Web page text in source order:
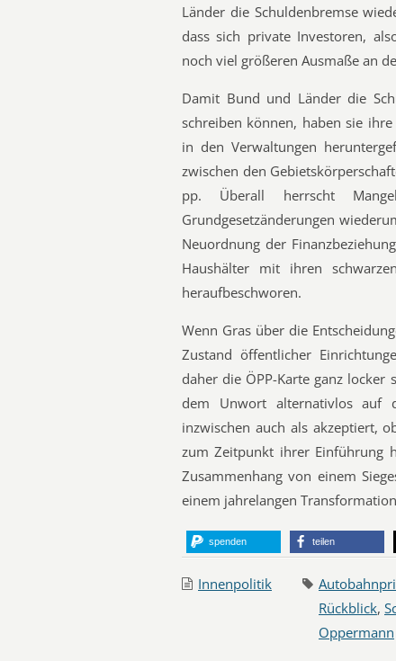
Länder die Schuldenbremse
dass sich private Investoren,
noch viel größeren Ausmaße an
Damit Bund und Länder die
schreiben können, haben sie
in den Verwaltungen
zwischen den
pp. Überall herrscht
Grundgesetzänderungen
Neuordnung der
Haushälter mit ihren
heraufbeschworen.
Wenn Gras über die
Zustand öffentlicher
daher die ÖPP-Karte ganz
dem Unwort alternativlos auf
inzwischen auch als akzeptiert,
zum Zeitpunkt ihrer Einführung
Zusammenhang von einem
einem jahrelangen
spenden teilen
Innenpolitik
Rückblick,
Oppermann